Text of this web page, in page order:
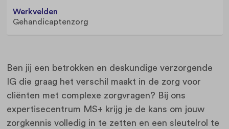
Werkvelden
Gehandicaptenzorg
Ben jij een betrokken en deskundige verzorgende
IG die graag het verschil maakt in de zorg voor
cliënten met complexe zorgvragen? Bij ons
expertisecentrum MS+ krijg je de kans om jouw
zorgkennis volledig in te zetten en een sleutelrol te